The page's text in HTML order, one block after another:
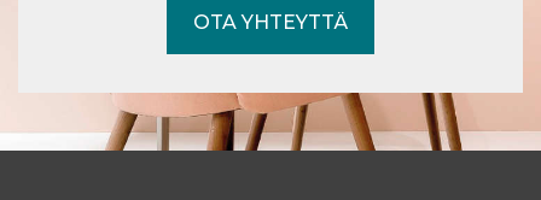
OTA YHTEYTTÄ